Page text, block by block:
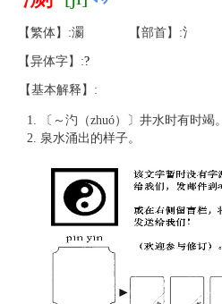
【繁体】:瀱 【部首】:氵
【异体字】:?
【基本解释】:
〔～汋（zhuó）〕井水时有时竭。
泉水涌出的样子。